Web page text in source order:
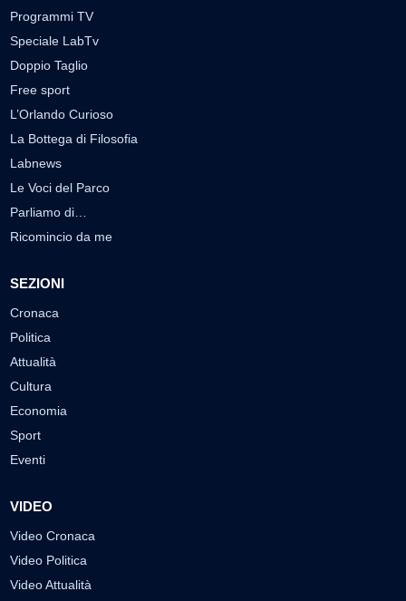
Programmi TV
Speciale LabTv
Doppio Taglio
Free sport
L’Orlando Curioso
La Bottega di Filosofia
Labnews
Le Voci del Parco
Parliamo di…
Ricomincio da me
SEZIONI
Cronaca
Politica
Attualità
Cultura
Economia
Sport
Eventi
VIDEO
Video Cronaca
Video Politica
Video Attualità